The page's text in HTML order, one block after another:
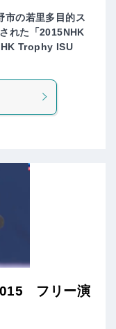
市の若里多目的ス
れた「2015NHK
Trophy ISU
フリー演